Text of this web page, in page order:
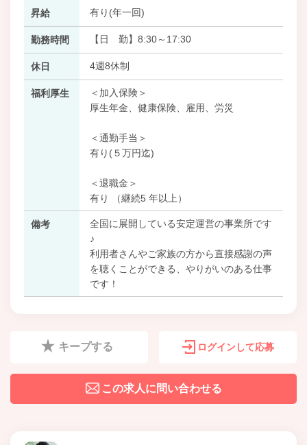
昇給 有り(年一回)
勤務時間 【日 勤】8:30～17:30
休日 4週8休制
福利厚生
＜加入保険＞
厚生年金、健康保険、雇用、労災
＜通勤手当＞
有り(５万円迄)
＜退職金＞
有り （継続5 年以上）
備考
全国に展開している安定運営の事業所です
♪
利用者さんやご家族の方から直接感謝の声
を聴くことができる、やりがいのある仕事
です！
キープする ログインして応募
この求人に問い合わせる